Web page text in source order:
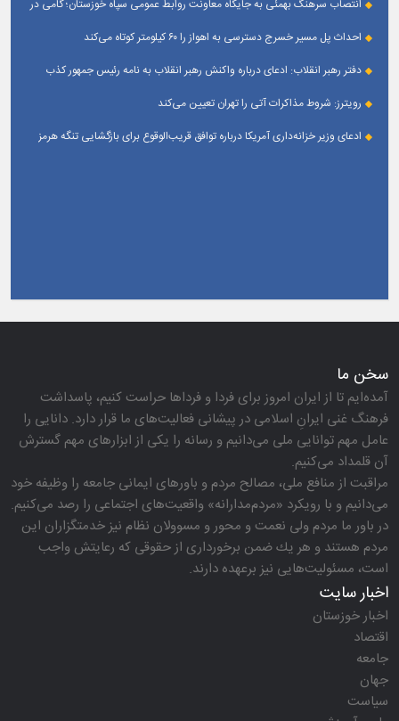
انتصاب سرهنگ بهمئی به جایگاه معاونت روابط عمومی سپاه خوزستان؛ گامی در
احداث پل مسیر خسرج دسترسی به اهواز را ۶۰ کیلومتر کوتاه می‌کند
دفتر رهبر انقلاب: ادعای درباره واکنش رهبر انقلاب به نامه رئیس جمهور کذب
رویترز: شروط مذاکرات آتی را تهران تعیین می‌کند
ادعای وزیر خزانه‌داری آمریکا درباره توافق قریب‌الوقوع برای بازگشایی تنگه هرمز
سخن ما
آمده‌ایم تا از ایران امروز برای فردا و فرداها حراست كنیم، پاسداشت
فرهنگ غنی ایرانِ اسلامی در پیشانی فعالیت‌های ما قرار دارد. دانایی را
عامل مهم توانایی ملی می‌دانیم و رسانه را یكی از ابزارهای مهم گسترش
آن قلمداد می‌كنیم.
مراقبت از منافع ملی، مصالح مردم و باورهای ایمانی جامعه را وظیفه خود
می‌دانیم و با رویكرد «مردم‌مدارانه‌» واقعیت‌های اجتماعی را رصد می‌كنیم.
در باور ما مردم ولی نعمت و محور و مسوولان نظام نیز خدمتگزاران این
مردم هستند و هر یك ضمن برخورداری از حقوقی كه رعایتش واجب
است، مسئولیت‌هایی نیز برعهده دارند.
اخبار سایت
اخبار خوزستان
اقتصاد
جامعه
جهان
سیاست